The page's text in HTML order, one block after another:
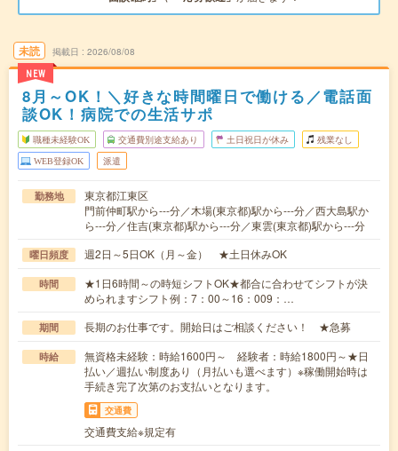
未読
NEW
掲載日 2026/08/08
8月～OK！＼好きな時間曜日で働ける／電話面
談OK！病院での生活サポ
職種未経験OK 交通費別途支給あり 土日祝日が休み 残業なし
WEB登録OK 派遣
勤務地
東京都江東区
門前仲町駅から---分／木場(東京都)駅から---分／西大島駅か
ら---分／住吉(東京都)駅から---分／東雲(東京都)駅から---分
曜日頻度 週2日～5日OK（月～金） ★土日休みOK
時間
★1日6時間～の時短シフトOK★都合に合わせてシフトが決
められますシフト例：7：00～16：009：…
期間 長期のお仕事です。開始日はご相談ください！ ★急募
時給
無資格未経験：時給1600円～ 経験者：時給1800円～★日
払い／週払い制度あり（月払いも選べます）※稼働開始時は
手続き完了次第のお支払いとなります。
交通費
交通費支給※規定有